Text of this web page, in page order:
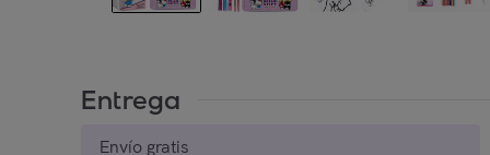
Entrega
Envío gratis